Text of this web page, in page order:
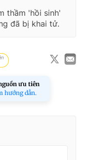
thầm 'hồi sinh'
đã bị khai tử.
ưu tiên
hướng dẫn.